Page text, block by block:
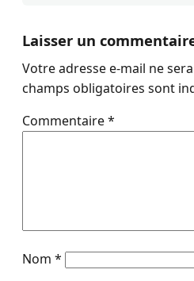
Laisser un
Votre adresse e-mail ne
champs obligatoires sont
Commentaire*
Nom *